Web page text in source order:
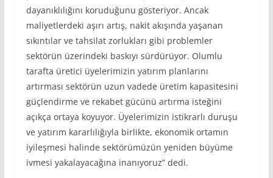
dayanıklılığını koruduğunu gösteriyor. Ancak
maliyetlerdeki aşırı artış, nakit akışında yaşanan
sıkıntılar ve tahsilat zorlukları gibi problemler
sektörün üzerindeki baskıyı sürdürüyor. Olumlu
tarafta üretici üyelerimizin yatırım planlarını
artırması sektörün uzun vadede üretim kapasitesini
güçlendirme ve rekabet gücünü artırma isteğini
açıkça ortaya koyuyor. Üyelerimizin istikrarlı duruşu
ve yatırım kararlılığıyla birlikte, ekonomik ortamın
iyileşmesi halinde sektörümüzün yeniden büyüme
ivmesi yakalayacağına inanıyoruz” dedi.